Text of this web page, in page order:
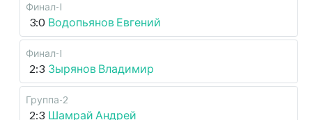
Финал-I
3:0 Водопьянов Евгений
Финал-I
2:3 Зырянов Владимир
Группа-2
2:3 Шамрай Андрей